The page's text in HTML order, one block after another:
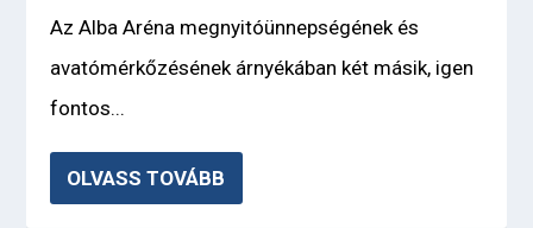
Az Alba Aréna megnyitóünnepségének és
avatómérkőzésének árnyékában két másik, igen
fontos...
OLVASS TOVÁBB